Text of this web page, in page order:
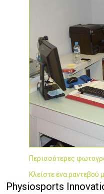
Περισσότερες
Κλείστε ένα ραντεβού
Physiosports